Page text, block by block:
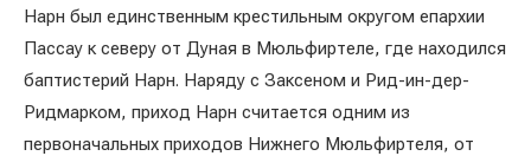
Нарн был единственным крестильным округом епархии
Пассау к северу от Дуная в Мюльфиртеле, где находился
баптистерий Нарн. Наряду с Заксеном и Рид-ин-дер-
Ридмарком, приход Нарн считается одним из
первоначальных приходов Нижнего Мюльфиртеля, от